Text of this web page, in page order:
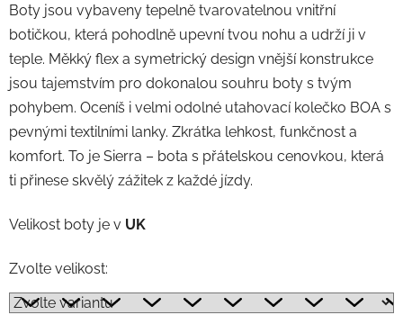
Boty jsou vybaveny tepelně tvarovatelnou vnitřní
botičkou, která pohodlně upevní tvou nohu a udrží ji v
teple. Měkký flex a symetrický design vnější konstrukce
jsou tajemstvím pro dokonalou souhru boty s tvým
pohybem. Oceníš i velmi odolné utahovací kolečko BOA s
pevnými textilními lanky. Zkrátka lehkost, funkčnost a
komfort. To je Sierra – bota s přátelskou cenovkou, která
ti přinese skvělý zážitek z každé jízdy.
Velikost boty je v UK
Zvolte velikost: